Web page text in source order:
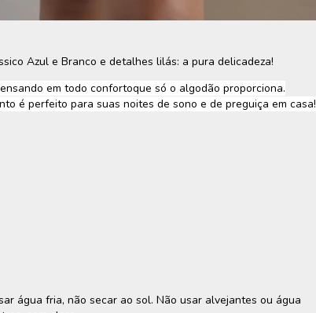
Azul e Branco e detalhes lilás: a pura delicadeza!
em todo confortoque só o algodão proporciona.
é perfeito para suas noites de sono e de preguiça em casa!
água fria, não secar ao sol. Não usar alvejantes ou água